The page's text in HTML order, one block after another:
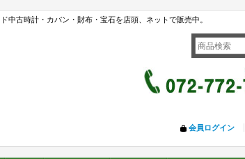
中古時計・カバン・財布・宝石を店頭、ネットで販売中。
会員ログイン